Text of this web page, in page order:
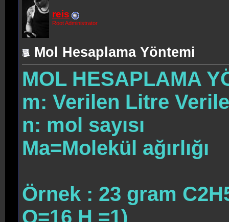
reis
Root Administrator
Mol Hesaplama Yöntemi
MOL HESAPLAMA
m: Verilen Litre
n: mol sayısı
Ma=Molekül ağırlığı
Örnek : 23 gram
O=16 H =1)